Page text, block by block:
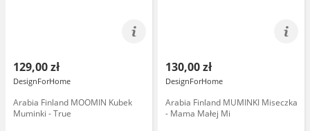
129,00 zł
DesignForHome
Arabia Finland MOOMIN Kubek
Muminki - True
130,00 zł
DesignForHome
Arabia Finland MUMINKI Miseczka
- Mama Małej Mi